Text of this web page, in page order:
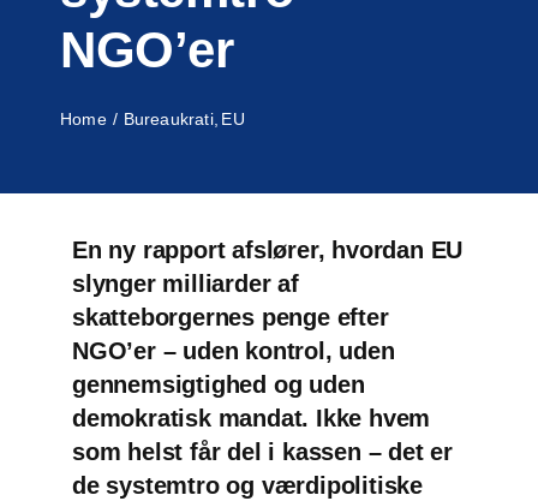
NGO’er
Home Bureaukrati EU
En ny rapport afslører, hvordan EU
slynger milliarder af
skatteborgernes penge efter
NGO’er – uden kontrol, uden
gennemsigtighed og uden
demokratisk mandat. Ikke hvem
som helst får del i kassen – det er
de systemtro og værdipolitiske